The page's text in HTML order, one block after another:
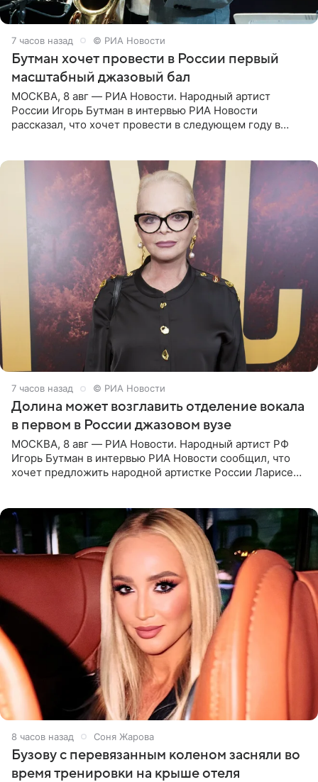
7 часов назад © РИА Новости
Бутман хочет провести в России первый
масштабный джазовый бал
МОСКВА, 8 авг — РИА Новости. Народный артист
России Игорь Бутман в интервью РИА Новости
рассказал, что хочет провести в следующем году в
7 часов назад © РИА Новости
Долина может возглавить отделение вокала
в первом в России джазовом вузе
МОСКВА, 8 авг — РИА Новости. Народный артист РФ
Игорь Бутман в интервью РИА Новости сообщил, что
хочет предложить народной артистке России Ларисе
8 часов назад Соня Жарова
Бузову с перевязанным коленом засняли во
время тренировки на крыше отеля